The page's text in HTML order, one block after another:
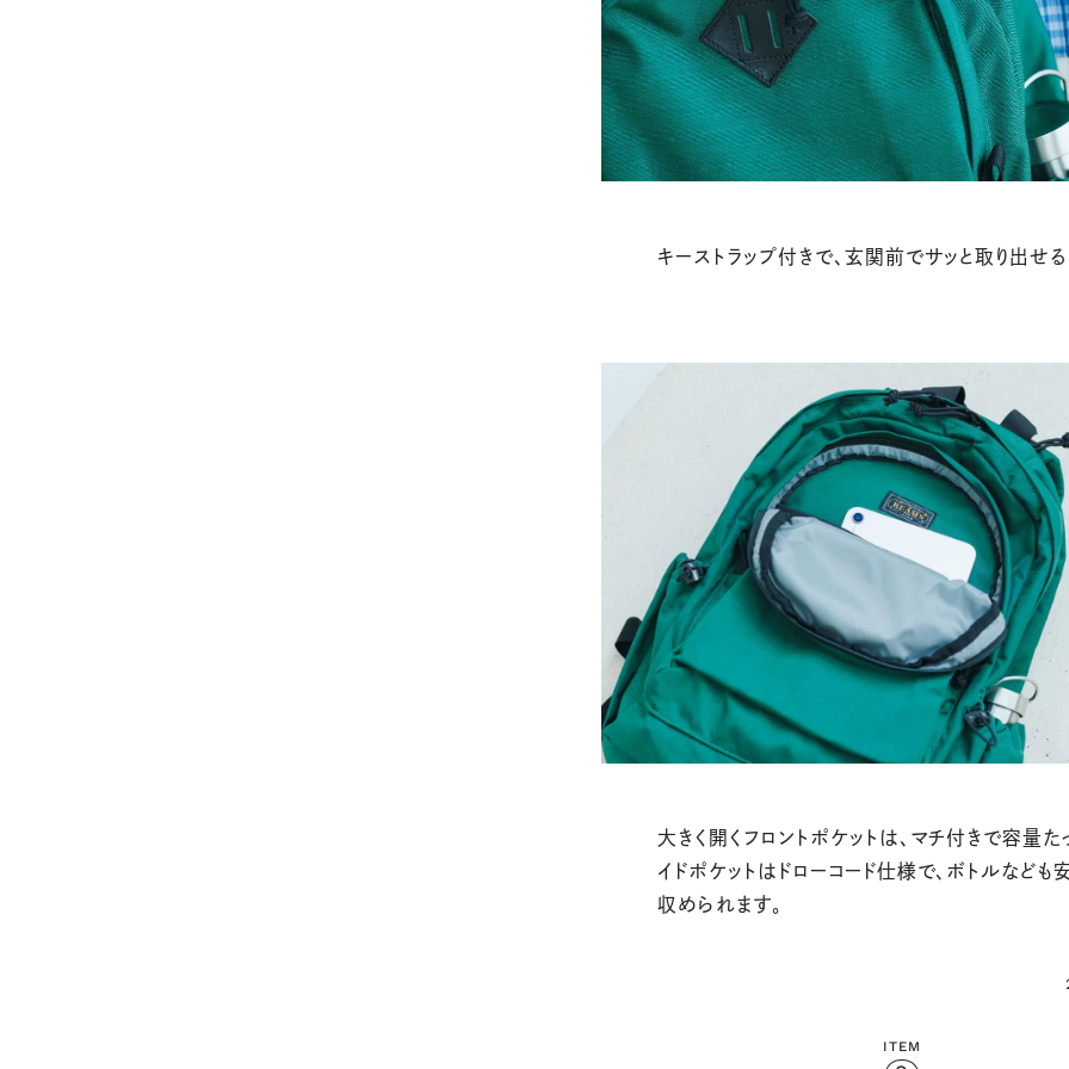
キーストラップ付きで、玄関前でサッと取り出せる
大きく開くフロントポケットは、マチ付きで容量た
イドポケットはドローコード仕様で、ボトルなども
収められます。
ITEM